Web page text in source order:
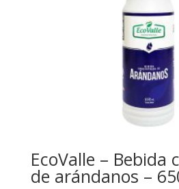
EcoValle – Bebida
de arándanos –